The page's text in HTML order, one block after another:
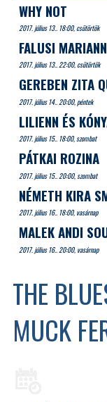
THE
MUCK
WHY NOT
2017. július 13.. 18:00, csütörtök
FALUSI MARIANN
2017. július 13.. 22:00, csütörtök
GEREBEN ZITA
2017. július 14.. 20:00, péntek
LILIENN ÉS
2017. július 15.. 18:00, szombat
PÁTKAI ROZINA
2017. július 15.. 20:00, szombat
NÉMETH KIRA
2017. július 16.. 18:00, vasárnap
MALEK ANDI
2017. július 16.. 20:00, vasárnap